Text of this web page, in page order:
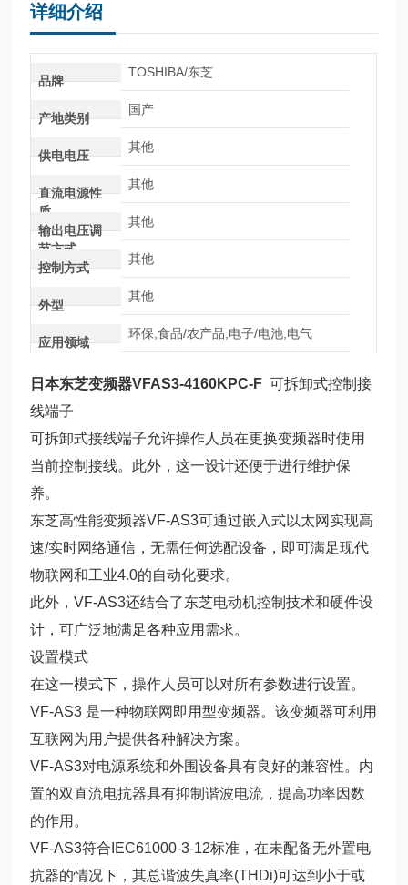
详细介绍
品牌
TOSHIBA/东芝
产地类别
国产
供电电压
其他
直流电源性
质
其他
输出电压调
节方式
其他
控制方式
其他
外型
其他
应用领域
环保,食品/农产品,电子/电池,电气
日本东芝变频器VFAS3-4160KPC-F 可拆卸式控制接
线端子
可拆卸式接线端子允许操作人员在更换变频器时使用
当前控制接线。此外，这一设计还便于进行维护保
养。
东芝高性能变频器VF-AS3可通过嵌入式以太网实现高
速/实时网络通信，无需任何选配设备，即可满足现代
物联网和工业4.0的自动化要求。
此外，VF-AS3还结合了东芝电动机控制技术和硬件设
计，可广泛地满足各种应用需求。
设置模式
在这一模式下，操作人员可以对所有参数进行设置。
VF-AS3 是一种物联网即用型变频器。该变频器可利用
互联网为用户提供各种解决方案。
VF-AS3对电源系统和外围设备具有良好的兼容性。内
置的双直流电抗器具有抑制谐波电流，提高功率因数
的作用。
VF-AS3符合IEC61000-3-12标准，在未配备无外置电
抗器的情况下，其总谐波失真率(THDi)可达到小于或